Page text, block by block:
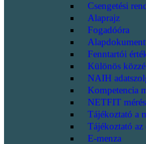
Csengetési
Alaprajz
Fogadóóra
Fenntartói
Különös
NAIH
Kompetencia
NETFIT mérés
Tájékoztató a
Tájékoztató
E-menza